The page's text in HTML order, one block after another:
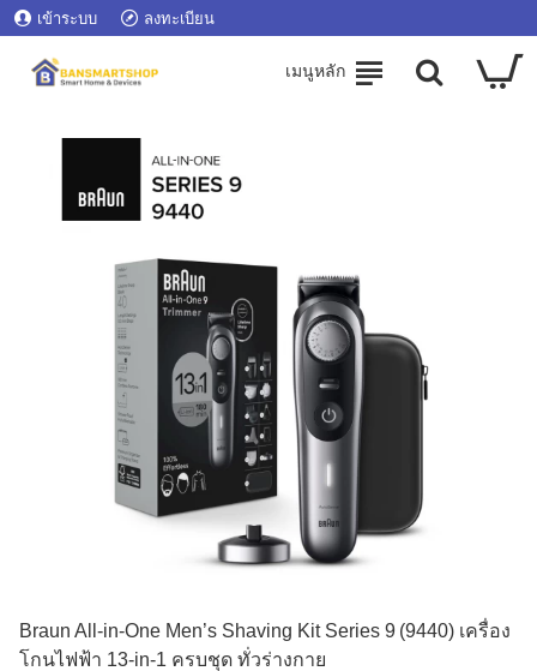
เข้าระบบ ลงทะเบียน
Braun All‑in‑One Men’s Shaving Kit Series 9 (9440) เครื่อง
โกนไฟฟ้า 13‑in‑1 ครบชุด ทั่วร่างกาย